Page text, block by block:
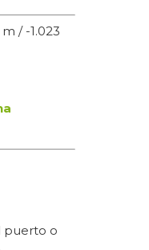
/ -1.023
puerto o